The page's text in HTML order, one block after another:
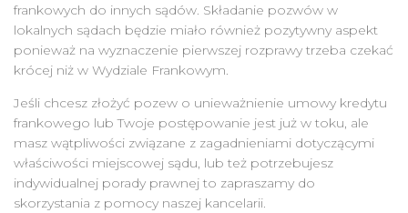
frankowych do innych sądów. Składanie pozwów w
lokalnych sądach będzie miało również pozytywny aspekt
ponieważ na wyznaczenie pierwszej rozprawy trzeba czekać
krócej niż w Wydziale Frankowym.
Jeśli chcesz złożyć pozew o unieważnienie umowy kredytu
frankowego lub Twoje postępowanie jest już w toku, ale
masz wątpliwości związane z zagadnieniami dotyczącymi
właściwości miejscowej sądu, lub też potrzebujesz
indywidualnej porady prawnej to zapraszamy do
skorzystania z pomocy naszej kancelarii.